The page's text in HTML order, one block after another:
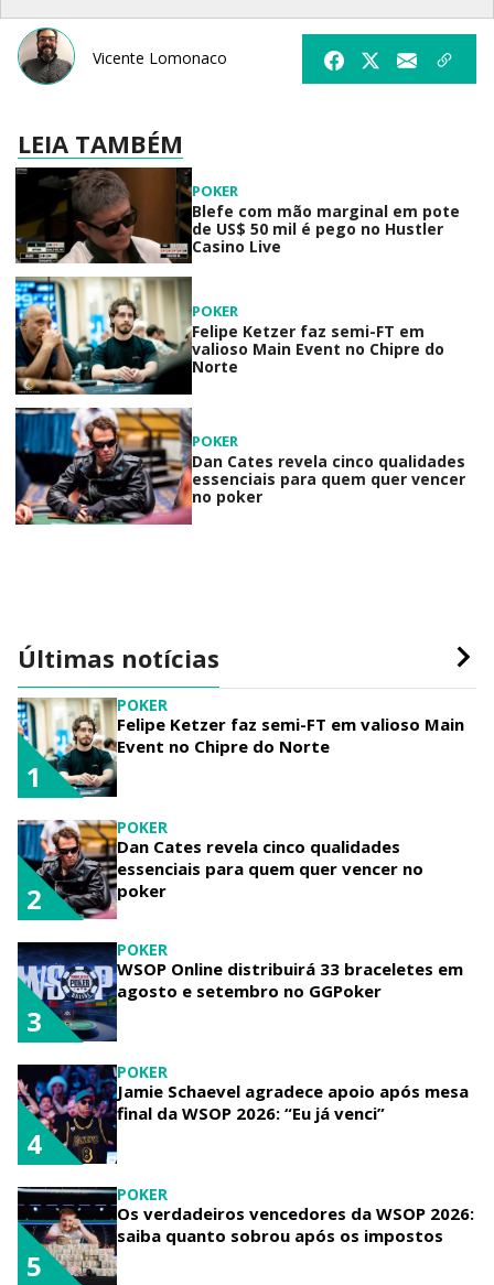
Vicente Lomonaco
LEIA TAMBÉM
POKER
Blefe com mão marginal em pote
de US$ 50 mil é pego no Hustler
Casino Live
POKER
Felipe Ketzer faz semi-FT em
valioso Main Event no Chipre do
Norte
POKER
Dan Cates revela cinco qualidades
essenciais para quem quer vencer
no poker
Últimas notícias
POKER
Felipe Ketzer faz semi-FT em valioso Main
Event no Chipre do Norte
1
POKER
Dan Cates revela cinco qualidades
essenciais para quem quer vencer no
poker
2
POKER
WSOP Online distribuirá 33 braceletes em
agosto e setembro no GGPoker
3
POKER
Jamie Schaevel agradece apoio após mesa
final da WSOP 2026: “Eu já venci”
4
POKER
Os verdadeiros vencedores da WSOP 2026:
saiba quanto sobrou após os impostos
5